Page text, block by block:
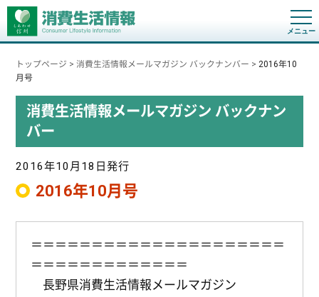
t
o
g
a
トップページ >消費生活情報メールマガジン バックナンバー >2016年10
月号
消費生活情報メールマガジン バックナン
バー
2016年10月18日発行
2016年10月号
＝＝＝＝＝＝＝＝＝＝＝＝＝＝＝＝＝＝＝＝＝
＝＝＝＝＝＝＝＝＝＝＝＝＝
長野県消費生活情報メールマガジン